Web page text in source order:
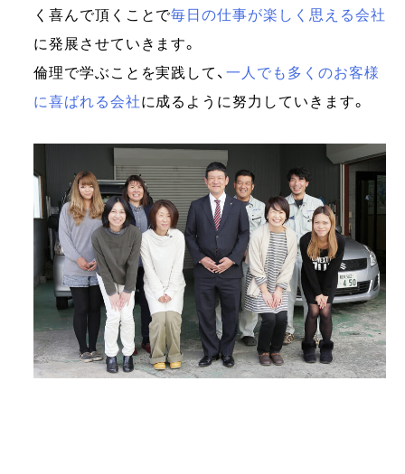
く喜んで頂くことで毎日の仕事が楽しく思える会社
に発展させていきます。
倫理で学ぶことを実践して、一人でも多くのお客様
に喜ばれる会社に成るように努力していきます。